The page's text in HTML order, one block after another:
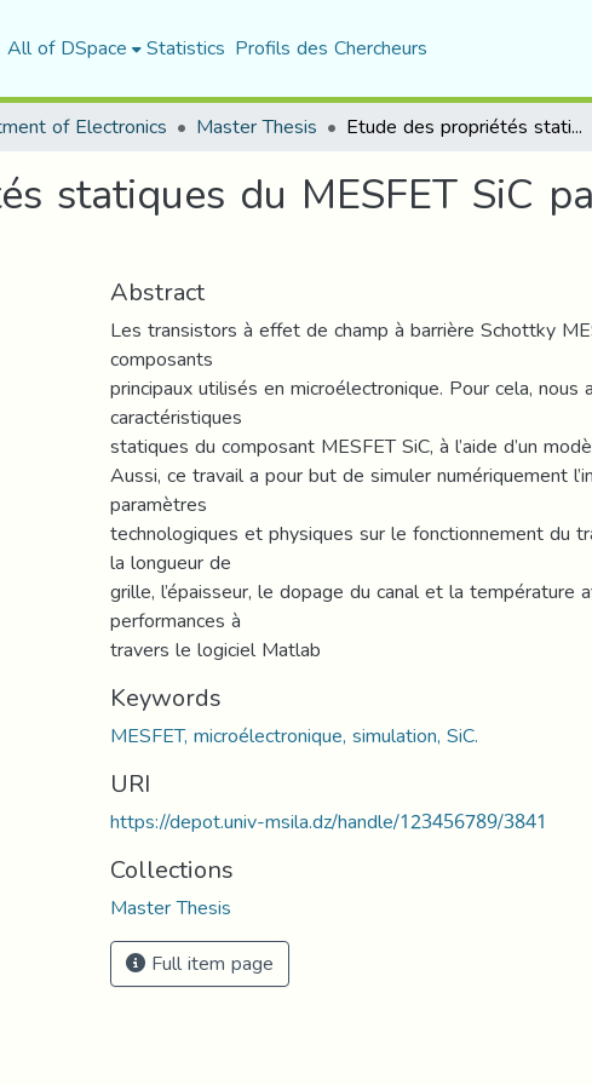
All of DSpace Statistics Profils des Chercheurs
of Electronics Master Thesis Etude des propriétés statiques du MESFET SiC par une simulation numérique
statiques du MESFET SiC
Abstract
Les transistors à effet de champ à barrière Schottky
composants
principaux utilisés en microélectronique. Pour cela, nous
caractéristiques
statiques du composant MESFET SiC, à l’aide d’un
Aussi, ce travail a pour but de simuler numériquement
paramètres
technologiques et physiques sur le fonctionnement du
la longueur de
grille, l’épaisseur, le dopage du canal et la température
performances à
travers le logiciel Matlab
Keywords
MESFET, microélectronique, simulation, SiC.
URI
https://depot.univ-msila.dz/handle/123456789/3841
Collections
Master Thesis
Full item page